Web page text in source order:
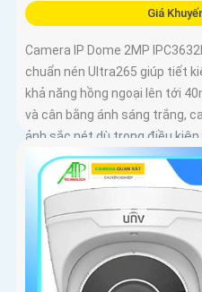
Giá
Camera IP Dome 2MP
chuẩn nén Ultra265 giúp tiết
khả năng hồng ngoại lên tới
và cân bằng ánh sáng trắng,
ảnh sắc nét dù trong điều kiện